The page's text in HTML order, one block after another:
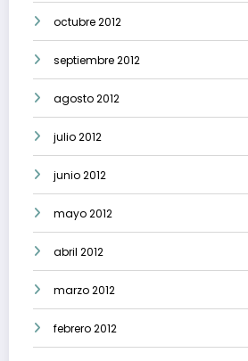
octubre 2012
septiembre 2012
agosto 2012
julio 2012
junio 2012
mayo 2012
abril 2012
marzo 2012
febrero 2012